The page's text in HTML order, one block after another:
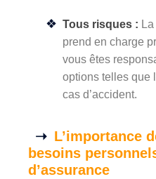
Tous risques :
prend en charge
vous êtes
options telles que
cas d’accident.
L’importance
besoins
d’assurance